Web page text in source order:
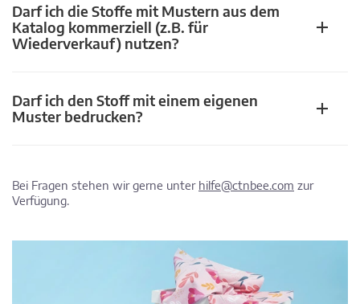
Darf ich die Stoffe mit Mustern aus dem
Katalog kommerziell (z.B. für
Wiederverkauf) nutzen?
Darf ich den Stoff mit einem eigenen
Muster bedrucken?
Bei Fragen stehen wir gerne unter hilfe@ctnbee.com zur
Verfügung.